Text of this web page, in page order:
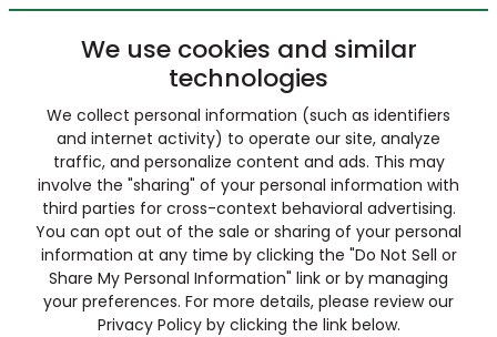
We use cookies and similar
technologies
We collect personal information (such as identifiers
and internet activity) to operate our site, analyze
traffic, and personalize content and ads. This may
involve the "sharing" of your personal information with
third parties for cross-context behavioral advertising.
You can opt out of the sale or sharing of your personal
information at any time by clicking the "Do Not Sell or
Share My Personal Information" link or by managing
your preferences. For more details, please review our
Privacy Policy by clicking the link below.